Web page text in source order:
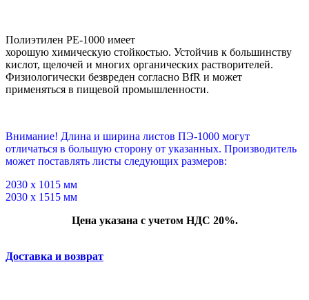
Полиэтилен PE-1000 имеет
хорошую химическую стойкостью. Устойчив к большинству
кислот, щелочей и многих органических растворителей.
Физиологически безвреден согласно BfR и может
применяться в пищевой промышленности.
Внимание! Длина и ширина листов ПЭ-1000 могут
отличаться в большую сторону от указанных. Производитель
может поставлять листы следующих размеров:
2030 х 1015 мм
2030 х 1515 мм
Цена указана с учетом НДС 20%.
Доставка и возврат